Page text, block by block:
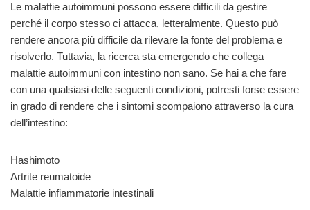
Le malattie autoimmuni possono essere difficili da gestire
perché il corpo stesso ci attacca, letteralmente. Questo può
rendere ancora più difficile da rilevare la fonte del problema e
risolverlo. Tuttavia, la ricerca sta emergendo che collega
malattie autoimmuni con intestino non sano. Se hai a che fare
con una qualsiasi delle seguenti condizioni, potresti forse essere
in grado di rendere che i sintomi scompaiono attraverso la cura
dell’intestino:
Hashimoto
Artrite reumatoide
Malattie infiammatorie intestinali